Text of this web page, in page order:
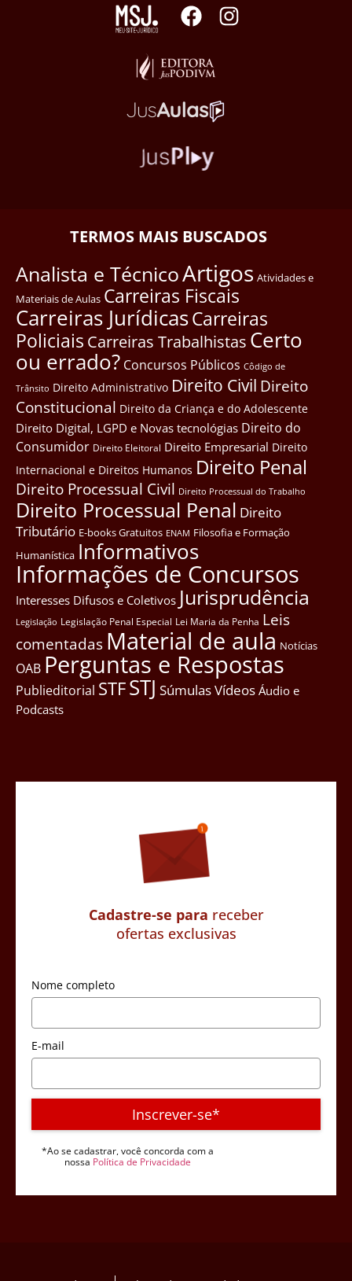
TERMOS MAIS BUSCADOS
Analista e TécnicoArtigos Atividades e
Materiais de Aulas Carreiras Fiscais
Carreiras JurídicasCarreiras
Policiais Carreiras Trabalhistas Certo
ou errado? Concursos Públicos Côdigo de
Trânsito Direito Administrativo Direito Civil Direito
Constitucional Direito da Criança e do Adolescente
Direito Digital, LGPD e Novas tecnológias Direito do
Consumidor Direito Eleitoral Direito Empresarial Direito
Internacional e Direitos Humanos Direito Penal
Direito Processual Civil Direito Processual do Trabalho
Direito Processual Penal Direito
Tributário E-books Gratuitos ENAM Filosofia e Formação
Humanística Informativos
Informações de Concursos
Interesses Difusos e Coletivos Jurisprudência
Legislação Legislação Penal Especial Lei Maria da Penha Leis
comentadas Material de aula Notícias
OAB Perguntas e Respostas
Publieditorial STFSTJ SúmulasVídeos Áudio e
Podcasts
Cadastre-se para receber
ofertas exclusivas
Nome completo
E-mail
Inscrever-se*
*Ao se cadastrar, você concorda com a
nossa Política de Privacidade